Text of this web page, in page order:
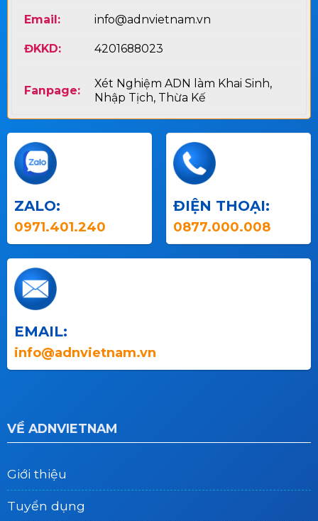
Email: info@adnvietnam.vn
ĐKKD: 4201688023
Fanpage:
Xét Nghiệm ADN làm Khai Sinh,
Nhập Tịch, Thừa Kế
ZALO:
0971.401.240
ĐIỆN THOẠI:
0877.000.008
EMAIL:
info@adnvietnam.vn
VỀ ADNVIETNAM
Giới thiệu
Tuyển dụng